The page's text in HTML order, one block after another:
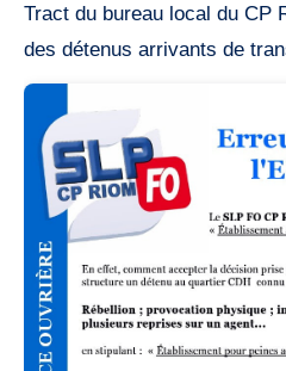
Tract du bureau local du CP Riom concernant le profil
des détenus arrivants de